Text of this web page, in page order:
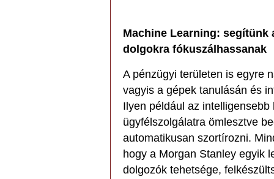
Machine Learning: segítünk
dolgokra fókuszálhassanak
A pénzügyi területen is egyre
vagyis a gépek tanulásán és
Ilyen például az
ügyfélszolgálatra ömlesztve
automatikusan szortírozni.
hogy a Morgan Stanley egyik
dolgozók tehetsége,